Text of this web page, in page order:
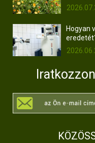
Hogyan